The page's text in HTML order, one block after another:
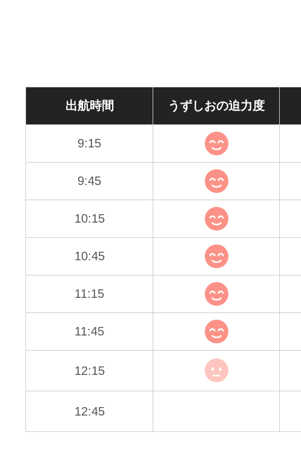
出航時間 うずしおの迫力度
9:15
9:45
10:15
10:45
11:15
11:45
12:15
12:45